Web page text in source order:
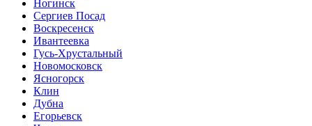
Ногинск
Сергиев Посад
Воскресенск
Ивантеевка
Гусь-Хрустальный
Новомосковск
Ясногорск
Клин
Дубна
Егорьевск